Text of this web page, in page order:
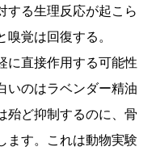
する生理反応が起こら
覚は回復する。
直接作用する可能性
いのはラベンダー精油
殆ど抑制するのに、骨
ます。これは動物実験